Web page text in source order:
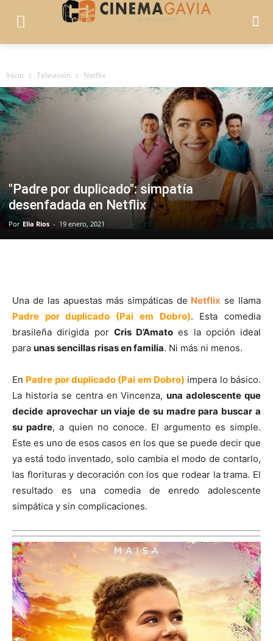
Inicio Televisión Netflix
"Padre por duplicado": simpatía
desenfadada en Netflix
Por Elia Rios - 19 enero, 2021
Una de las apuestas más simpáticas de Netflix se llama
Padre por duplicado (Pai em Dobro). Esta comedia
brasileña dirigida por Cris D’Amato es la opción ideal
para unas sencillas risas en familia. Ni más ni menos.
En Padre por duplicado (Pai em Dobro) impera lo básico.
La historia se centra en Vincenza,una adolescente que
decide aprovechar un viaje de su madre para buscar a
su padre, a quien no conoce. El argumento es simple.
Este es uno de esos casos en los que se puede decir que
ya está todo inventado, solo cambia el modo de contarlo,
las florituras y decoración con los que rodear la trama. El
resultado es una comedia de enredo adolescente
simpática y sin complicaciones.